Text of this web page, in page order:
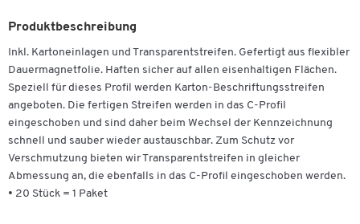
Produktbeschreibung
Inkl. Kartoneinlagen und Transparentstreifen. Gefertigt aus flexibler
Dauermagnetfolie. Haften sicher auf allen eisenhaltigen Flächen.
Speziell für dieses Profil werden Karton-Beschriftungsstreifen
angeboten. Die fertigen Streifen werden in das C-Profil
eingeschoben und sind daher beim Wechsel der Kennzeichnung
schnell und sauber wieder austauschbar. Zum Schutz vor
Verschmutzung bieten wir Transparentstreifen in gleicher
Abmessung an, die ebenfalls in das C-Profil eingeschoben werden.
• 20 Stück = 1 Paket